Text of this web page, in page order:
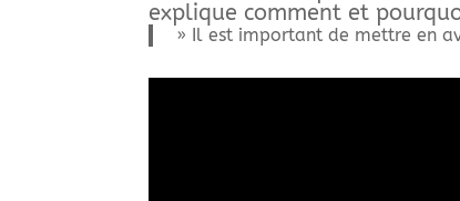
explique comment et
» Il est important de mettre en